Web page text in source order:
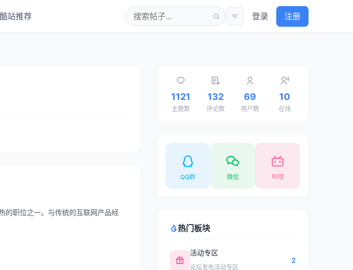
酷站推荐 登录 注册
的职位之一。与传统的互联网产品经
1121
主题数
132
评论数
69
用户数
10
在线
QQ群 微信 哔哩
热门板块
活动专区
论坛发布活动专区
2